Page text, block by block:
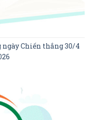
ngày Chiến thắng 30/4